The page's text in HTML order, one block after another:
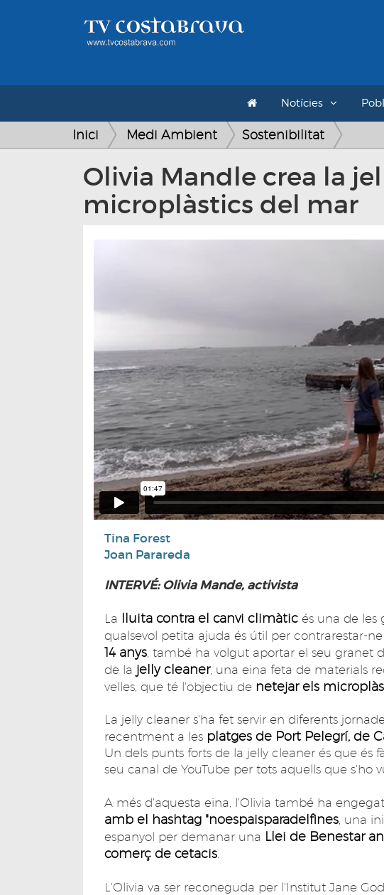
Notícies
Inici Medi Ambient Sostenibilitat
Olivia Mandle crea la
microplàstics del mar
Tina Forest
Joan Parareda
INTERVÉ: Olivia Mande, activista
La lluita contra el canvi climàtic és una de les
qualsevol petita ajuda és útil per contrarestar-ne
14 anys , també ha volgut aportar el seu granet
de la jelly cleaner, una eina feta de materials
velles, que té l'objectiu de netejar els
La jelly cleaner s'ha fet servir en diferents
recentment a les platges de Port Pelegrí, de
Un dels punts forts de la jelly cleaner és que és
seu canal de YouTube per tots aquells que s'ho
A més d'aquesta eina, l'Olivia també ha
amb el hashtag "noespaisparadelfines , una
espanyol per demanar una Llei de Benestar
comerç de cetacis
L'Olivia va ser reconeguda per l'Institut Jane